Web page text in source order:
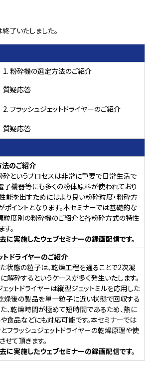
了いたしました。
1. 粉砕機の選定方法のご紹介
質疑応答
2. フラッシュジェットドライヤーのご紹介
質疑応答
のご紹介
砕というプロセスは非常に重要で日常生活で
子機器等にも多くの粉体原料が使われており
性能を出すためにはより良い粉砕粒度・粉砕方
ポイントとなります。本セミナーでは基礎的な
粒度別の粉砕機のご紹介と各粉砕方式の特性
。
実施したウェブセミナーの録画配信です。
トドライヤーのご紹介
状態の粒子は、乾燥工程を通ることで2次凝
解砕するというケースが多く発生いたします。
ットドライヤーは縦型ジェットミルを応用した
燥後の製品を単一粒子に近い状態で回収する
た、乾燥時間が極めて短時間であるため、熱に
食品などにも対応可能です。本セミナーでは
フラッシュジェットドライヤーの乾燥原理や使
て頂きます。
実施したウェブセミナーの録画配信です。